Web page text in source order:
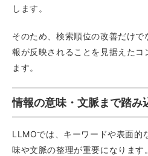
します。
そのため、検索順位の改善だけ
報が反映されることを見据えたコ
ます。
情報の意味・文脈まで踏み
LLMOでは、キーワードや表面的
味や文脈の整理が重要になります。